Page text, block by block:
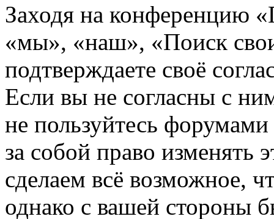
Заходя на конференцию
«мы», «наш», «Поиск
подтверждаете своё
Если вы не согласны с
не пользуйтесь
за собой право изменять
сделаем всё возможное,
однако с вашей стороны